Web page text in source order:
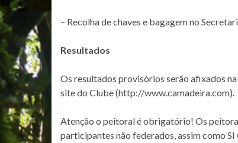
– Recolha de chaves e bagagem no
Resultados
Os resultados provisórios serão afixados
site do Clube (http://www.camadeira.com).
Atenção o peitoral é obrigatório! Os
participantes não federados, assim como